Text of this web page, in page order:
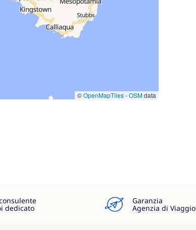
©OpenMapTiles-OSMdata
dedicato
Garanzia
Agenzia di Viaggio